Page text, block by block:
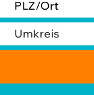
Bewerber
Unternehmen
Über iperdi